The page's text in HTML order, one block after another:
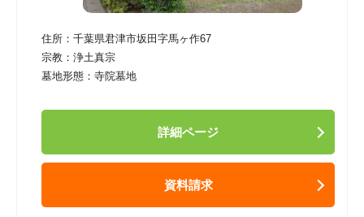
住所： 千葉県君津市坂田字馬ヶ作67
宗教： 浄土真宗
墓地形態： 寺院墓地
詳細ページ
資料請求